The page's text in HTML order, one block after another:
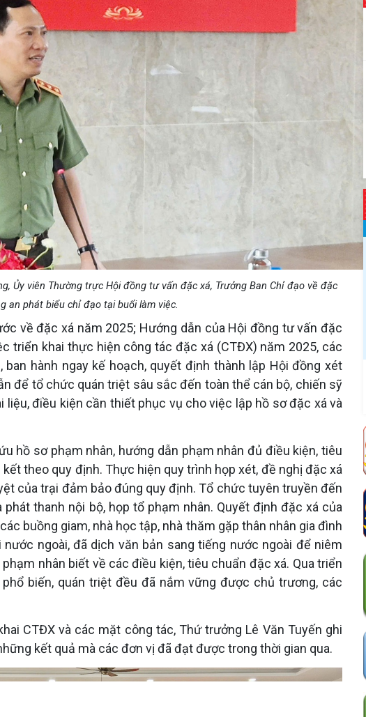
Ủy viên Thường trực Hội đồng tư vấn đặc xá, Trưởng Ban Chỉ đạo về đặc
an phát biểu chỉ đạo tại buổi làm việc.
về đặc xá năm 2025; Hướng dẫn của Hội đồng tư vấn đặc
triển khai thực hiện công tác đặc xá (CTĐX) năm 2025, các
hành ngay kế hoạch, quyết định thành lập Hội đồng xét
để tổ chức quán triệt sâu sắc đến toàn thể cán bộ, chiến sỹ
liệu, điều kiện cần thiết phục vụ cho việc lập hồ sơ đặc xá và
hồ sơ phạm nhân, hướng dẫn phạm nhân đủ điều kiện, tiêu
theo quy định. Thực hiện quy trình họp xét, đề nghị đặc xá
của trại đảm bảo đúng quy định. Tổ chức tuyên truyền đến
thanh nội bộ, họp tổ phạm nhân. Quyết định đặc xá của
buồng giam, nhà học tập, nhà thăm gặp thân nhân gia đình
ngoài, đã dịch văn bản sang tiếng nước ngoài để niêm
nhân biết về các điều kiện, tiêu chuẩn đặc xá. Qua triển
biến, quán triệt đều đã nắm vững được chủ trương, các
CTĐX và các mặt công tác, Thứ trưởng Lê Văn Tuyến ghi
kết quả mà các đơn vị đã đạt được trong thời gian qua.